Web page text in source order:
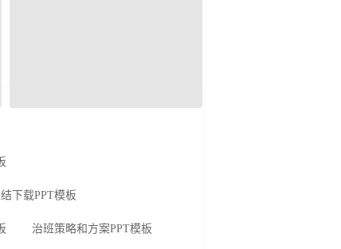
下载PPT模板
治班策略和方案PPT模板